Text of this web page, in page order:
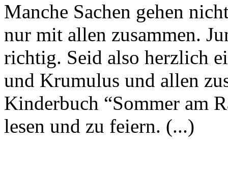
Manche Sachen gehen
nur mit allen zusammen.
richtig. Seid also herzlich
und Krumulus und allen
Kinderbuch “Sommer am
lesen und zu feiern. (...)